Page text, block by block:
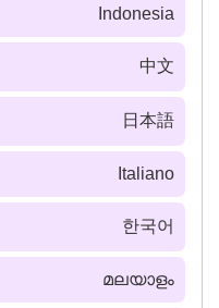
Indonesia
中文
日本語
Italiano
한국어
മലയാളം